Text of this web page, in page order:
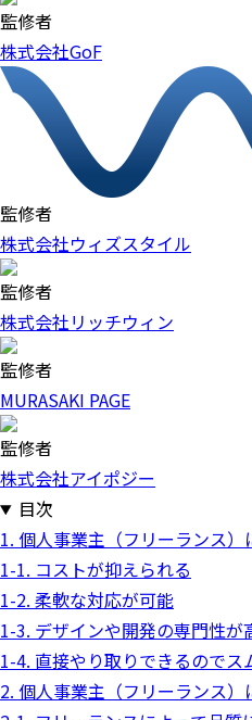
監修者
株式会社GoF
監修者
株式会社ウィズスタイル
監修者
株式会社リッチウィン
監修者
MURASAKI PAGE
監修者
株式会社アイポジー
目次
1. 個人事業主（フリーランス）
1-1. コストが抑えられる
1-2. 柔軟な対応が可能
1-3. デザインや開発の専門性が
1-4. 直接やり取りできるのでス
2. 個人事業主（フリーランス